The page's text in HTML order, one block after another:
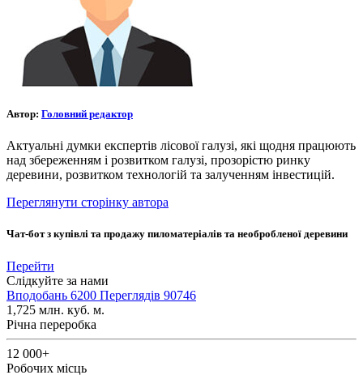
Автор: Головний редактор
Актуальні думки експертів лісової галузі, які щодня працюють
над збереженням і розвитком галузі, прозорістю ринку
деревини, розвитком технологій та залученням інвестицій.
Переглянути сторінку автора
Чат-бот з купівлі та продажу пиломатеріалів та необробленої деревини
Перейти
Слідкуйте за нами
Вподобань 6200 Переглядів 90746
1,725 млн. куб. м.
Річна переробка
12 000+
Робочих місць